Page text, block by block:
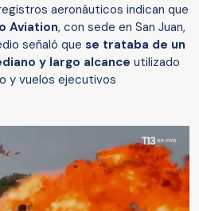
aeronáuticos indican que
Aviation, con sede en San Juan,
señaló que se trataba de un
y largo alcance utilizado
y vuelos ejecutivos